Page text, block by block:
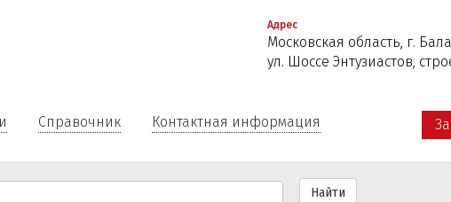
Адрес
Московская область, г.
ул. Шоссе Энтузиастов,
Справочник Контактная информация
Найти